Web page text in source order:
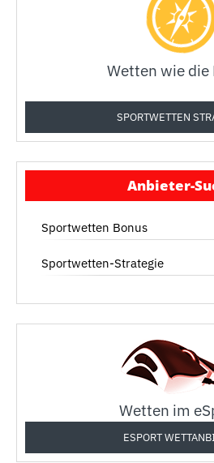
Wetten wie die
SPORTWETTEN
Anbieter-
Sportwetten Bonus
Sportwetten-Strategie
Wetten im
ESPORT